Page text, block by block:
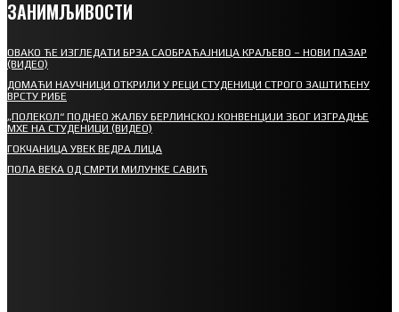
ЗАНИМЉИВОСТИ
ОВАКО ЋЕ ИЗГЛЕДАТИ БРЗА САОБРАЋАЈНИЦА КРАЉЕВО – НОВИ ПАЗАР
(ВИДЕО)
ДОМАЋИ НАУЧНИЦИ ОТКРИЛИ У РЕЦИ СТУДЕНИЦИ СТРОГО ЗАШТИЋЕНУ
ВРСТУ РИБЕ
„ПОЛЕКОЛ“ ПОДНЕО ЖАЛБУ БЕРЛИНСКОЈ КОНВЕНЦИЈИ ЗБОГ ИЗГРАДЊЕ
МХЕ НА СТУДЕНИЦИ (ВИДЕО)
ГОКЧАНИЦА УВЕК ВЕДРА ЛИЦА
ПОЛА ВЕКА ОД СМРТИ МИЛУНКЕ САВИЋ